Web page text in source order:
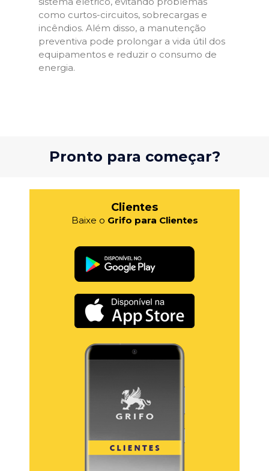
como curtos-circuitos, sobrecargas e
incêndios. Além disso, a manutenção
preventiva pode prolongar a vida útil dos
equipamentos e reduzir o consumo de
energia.
Pronto para começar?
Clientes
Baixe o Grifo para Clientes